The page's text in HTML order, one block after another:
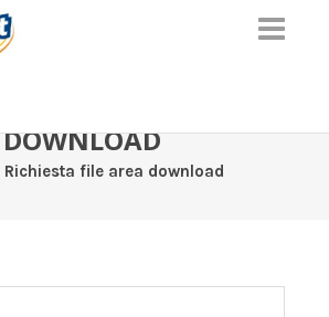
DOWNLOAD
Richiesta file area download